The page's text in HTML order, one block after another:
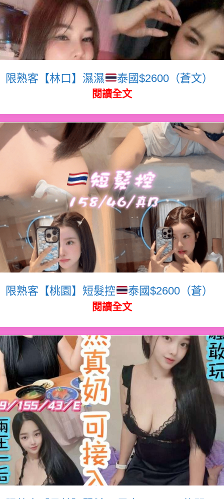
限熟客【林口】濕濕 泰國$2600（蒼文）
閱讀全文
限熟客【桃園】短髮控 泰國$2600（蒼）
閱讀全文